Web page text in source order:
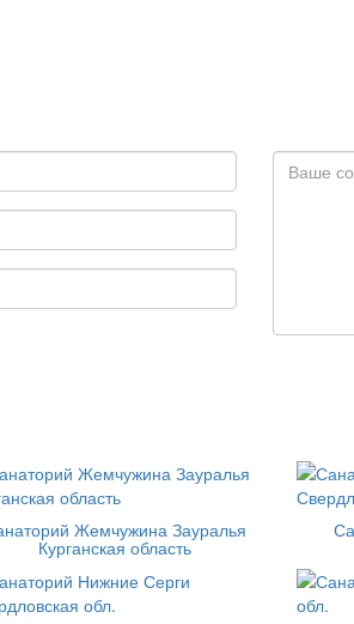
Жемчужина Зауралья
Курганская область